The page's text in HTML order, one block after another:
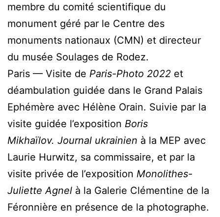
membre du comité scientifique du
monument géré par le Centre des
monuments nationaux (CMN) et directeur
du musée Soulages de Rodez.
Paris — Visite de Paris-Photo 2022 et
déambulation guidée dans le Grand Palais
Ephémère avec Hélène Orain. Suivie par la
visite guidée l’exposition Boris
Mikhaïlov. Journal ukrainien à la MEP avec
Laurie Hurwitz, sa commissaire, et par la
visite privée de l’exposition Monolithes-
Juliette Agnel à la Galerie Clémentine de la
Féronnière en présence de la photographe.